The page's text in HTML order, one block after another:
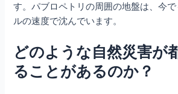
す。パブロペトリの周囲の地盤は、今で
ルの速度で沈んでいます。
どのような自然災害が
ることがあるのか？